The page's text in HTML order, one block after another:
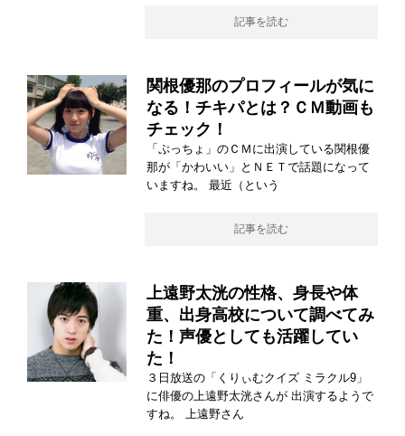
記事を読む
関根優那のプロフィールが気に
なる！チキパとは？ＣＭ動画も
チェック！
「ぷっちょ」のＣＭに出演している関根優
那が「かわいい」とＮＥＴで話題になって
いますね。 最近（という
記事を読む
上遠野太洸の性格、身長や体
重、出身高校について調べてみ
た！声優としても活躍してい
た！
３日放送の「くりぃむクイズ ミラクル9」
に俳優の上遠野太洸さんが 出演するようで
すね。 上遠野さん